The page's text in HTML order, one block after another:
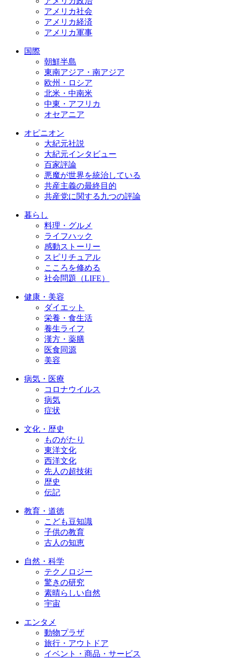
アメリカ社会
アメリカ経済
アメリカ軍事
国際
朝鮮半島
東南アジア・南アジア
欧州・ロシア
北米・中南米
中東・アフリカ
オセアニア
オピニオン
大紀元社説
大紀元インタビュー
百家評論
悪魔が世界を統治している
共産主義の最終目的
共産党に関する九つの評論
暮らし
料理・グルメ
ライフハック
感動ストーリー
スピリチュアル
こころを修める
社会問題（LIFE）
健康・美容
ダイエット
栄養・食生活
養生ライフ
漢方・薬膳
医食同源
美容
病気・医療
コロナウイルス
病気
症状
文化・歴史
ものがたり
東洋文化
西洋文化
先人の超技術
歴史
伝記
教育・道徳
こども豆知識
子供の教育
古人の知恵
自然・科学
テクノロジー
驚きの研究
素晴らしい自然
宇宙
エンタメ
動物プラザ
旅行・アウトドア
イベント・商品・サービス